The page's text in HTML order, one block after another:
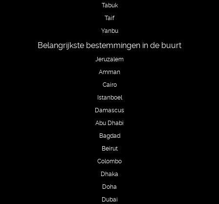
Tabuk
Taif
Yanbu
Belangrijkste bestemmingen in de buurt
Jeruzalem
Amman
Cairo
Istanboel
Damascus
Abu Dhabi
Bagdad
Beirut
Colombo
Dhaka
Doha
Dubai